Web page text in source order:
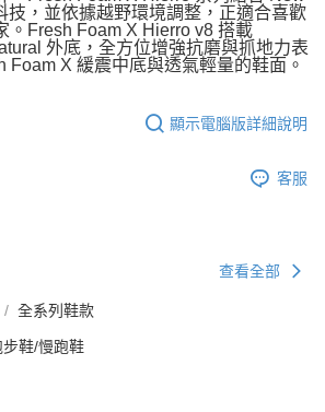
技，並依據越野環境調整，正適合喜歡
。Fresh Foam X Hierro v8 搭載
外底，全方位增強抗磨與抓地力表
Foam X 緩震中底與透氣輕量的鞋面。
顯示電腦版詳細說明
客服
查看全部
全系列鞋款
步鞋/慢跑鞋